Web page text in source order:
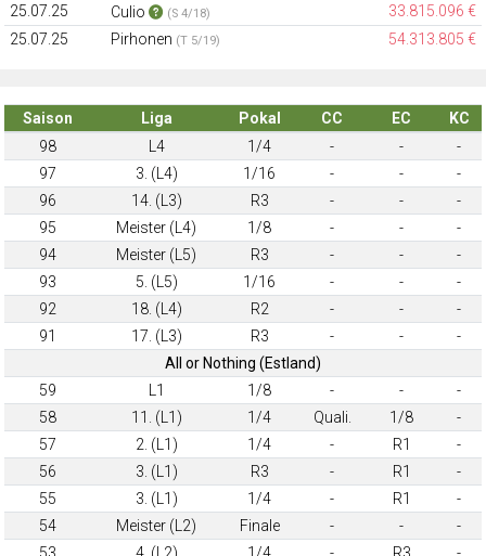
25.07.25
Culio (S 4/18)
33.815.096 €
25.07.25
Pirhonen (T 5/19) 54.313.805 €
Saison Liga Pokal CC EC
KC
98
L4 1/4 - -
-
97
3. (L4) 1/16 - -
-
96
14. (L3) R3 - -
-
95
Meister (L4) 1/8 - -
-
94
Meister (L5) R3 - -
-
93
5. (L5) 1/16 - -
-
92
18. (L4) R2 - -
-
91
17. (L3) R3 - -
-
All or Nothing (Estland)
59
L1 1/8 - -
-
58
11. (L1) 1/4 Quali. 1/8
-
57
2. (L1) 1/4 - R1
-
56
3. (L1) R3 - R1
-
55
3. (L1) 1/4 - R1
-
54
Meister (L2) Finale - -
-